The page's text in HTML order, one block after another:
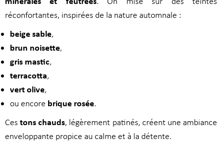
réconfortantes, inspirées de la nature automnale :
beige sable,
brun noisette,
gris mastic,
terracotta,
vert olive,
ou encore brique rosée.
Cestons chauds, légèrement patinés, créent une ambiance
enveloppante propice au calme et à la détente.